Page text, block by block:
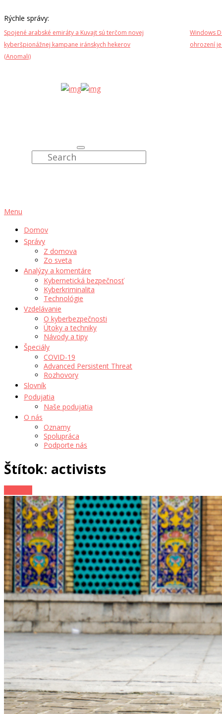
Rýchle správy:
Spojené arabské emiráty a Kuvajt sú terčom novej
kyberšpionážnej kampane iránskych hekerov
(Anomali)
Windows
ohrození
Menu
Domov
Správy
Z domova
Zo sveta
Analýzy a komentáre
Kybernetická bezpečnosť
Kyberkriminalita
Technológie
Vzdelávanie
O kyberbezpečnosti
Útoky a techniky
Návody a tipy
Špeciály
COVID-19
Advanced Persistent Threat
Rozhovory
Slovník
Podujatia
Naše podujatia
O nás
Oznamy
Spolupráca
Podporte nás
Štítok: activists